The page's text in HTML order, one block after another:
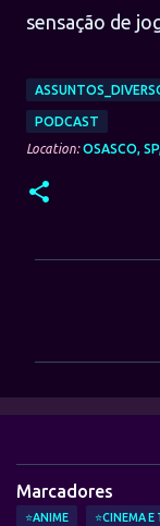
sensação de
PODCAST
Location:OSASCO,
n
r
Marcadores
⭐ANIME ⭐CINEMA E